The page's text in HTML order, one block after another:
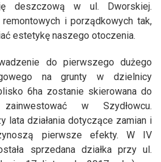
deszczową w ul. Dworskiej.
i porządkowych tak,
estetykę naszego otoczenia.
do pierwszego dużego
na grunty w dzielnicy
6ha zostanie skierowana do
w Szydłowcu.
lata działania dotyczące zamian i
pierwsze efekty. W IV
sprzedana działka przy ul.